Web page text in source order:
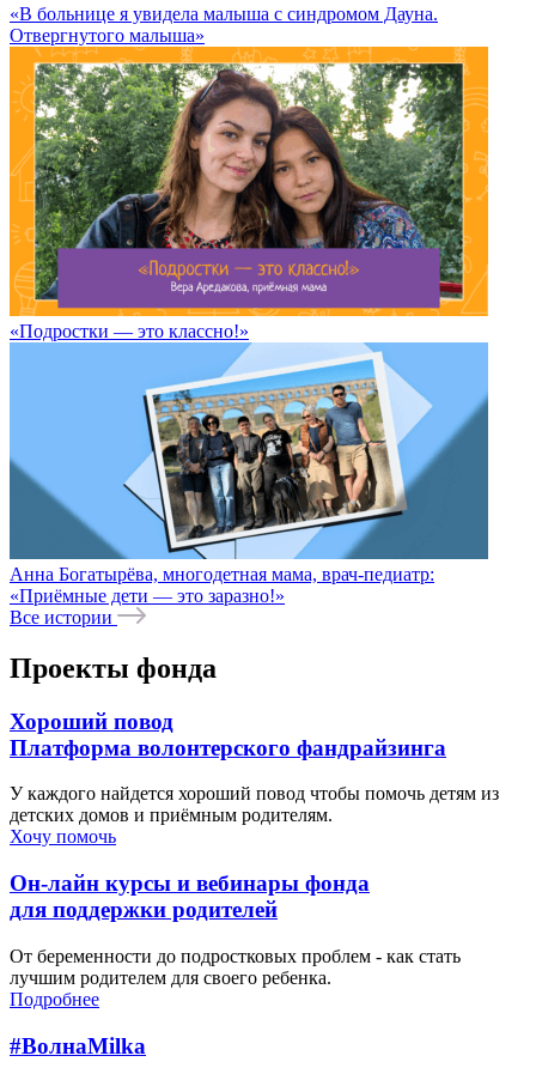
«В больнице я увидела малыша с синдромом Дауна.
Отвергнутого малыша»
«Подростки — это классно!»
Анна Богатырёва, многодетная мама, врач-педиатр:
«Приёмные дети — это заразно!»
Все истории
Проекты фонда
Хороший повод
Платформа волонтерского фандрайзинга
У каждого найдется хороший повод чтобы помочь детям из
детских домов и приёмным родителям.
Хочу помочь
Он-лайн курсы и вебинары фонда
для поддержки родителей
От беременности до подростковых проблем - как стать
лучшим родителем для своего ребенка.
Подробнее
#ВолнаMilka